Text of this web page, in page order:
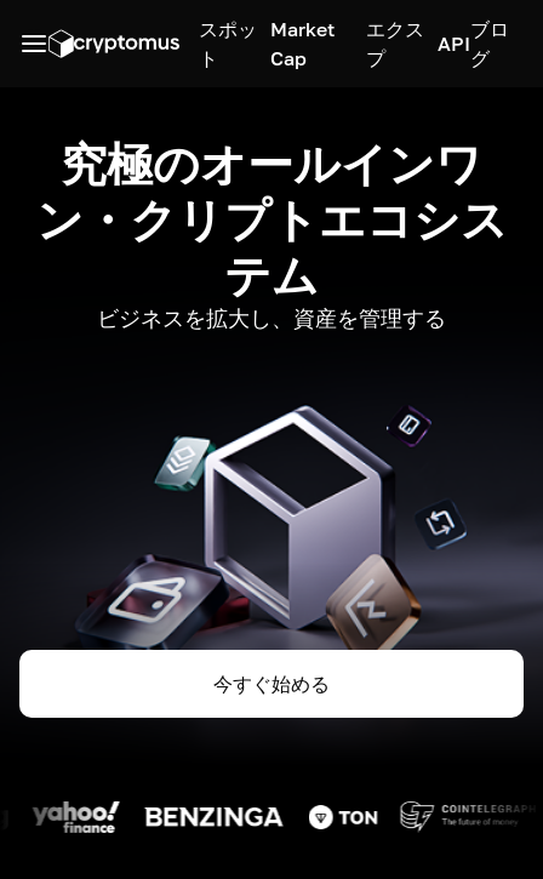
スポッ
ト
Market
Cap
エクス
プ
API
ブロ
グ
究極のオールインワ
ン・クリプトエコシス
テム
ビジネスを拡大し、資産を管理する
今すぐ始める